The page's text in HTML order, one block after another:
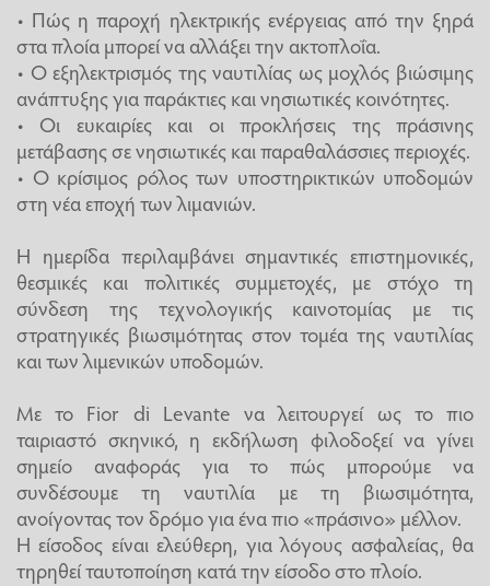
• Πώς η παροχή ηλεκτρικής ενέργειας από την ξηρά
στα πλοία μπορεί να αλλάξει την ακτοπλοΐα.
• Ο εξηλεκτρισμός της ναυτιλίας ως μοχλός βιώσιμης
ανάπτυξης για παράκτιες και νησιωτικές κοινότητες.
• Οι ευκαιρίες και οι προκλήσεις της πράσινης
μετάβασης σε νησιωτικές και παραθαλάσσιες περιοχές.
• Ο κρίσιμος ρόλος των υποστηρικτικών υποδομών
στη νέα εποχή των λιμανιών.
Η ημερίδα περιλαμβάνει σημαντικές επιστημονικές,
θεσμικές και πολιτικές συμμετοχές, με στόχο τη
σύνδεση της τεχνολογικής καινοτομίας με τις
στρατηγικές βιωσιμότητας στον τομέα της ναυτιλίας
και των λιμενικών υποδομών.
Με το Fior di Levante να λειτουργεί ως το πιο
ταιριαστό σκηνικό, η εκδήλωση φιλοδοξεί να γίνει
σημείο αναφοράς για το πώς μπορούμε να
συνδέσουμε τη ναυτιλία με τη βιωσιμότητα,
ανοίγοντας τον δρόμο για ένα πιο «πράσινο» μέλλον.
Η είσοδος είναι ελεύθερη, για λόγους ασφαλείας, θα
τηρηθεί ταυτοποίηση κατά την είσοδο στο πλοίο.